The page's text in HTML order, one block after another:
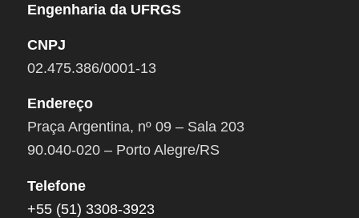
Engenharia da UFRGS
CNPJ
02.475.386/0001-13
Endereço
Praça Argentina, nº 09 – Sala 203
90.040-020 – Porto Alegre/RS
Telefone
+55 (51) 3308-3923